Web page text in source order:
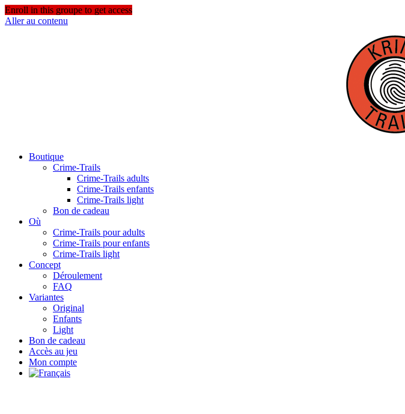
Enroll in this groupe to get access
Aller au contenu
Boutique
Crime-Trails
Crime-Trails adults
Crime-Trails enfants
Crime-Trails light
Bon de cadeau
Où
Crime-Trails pour adults
Crime-Trails pour enfants
Crime-Trails light
Concept
Déroulement
FAQ
Variantes
Original
Enfants
Light
Bon de cadeau
Accès au jeu
Mon compte